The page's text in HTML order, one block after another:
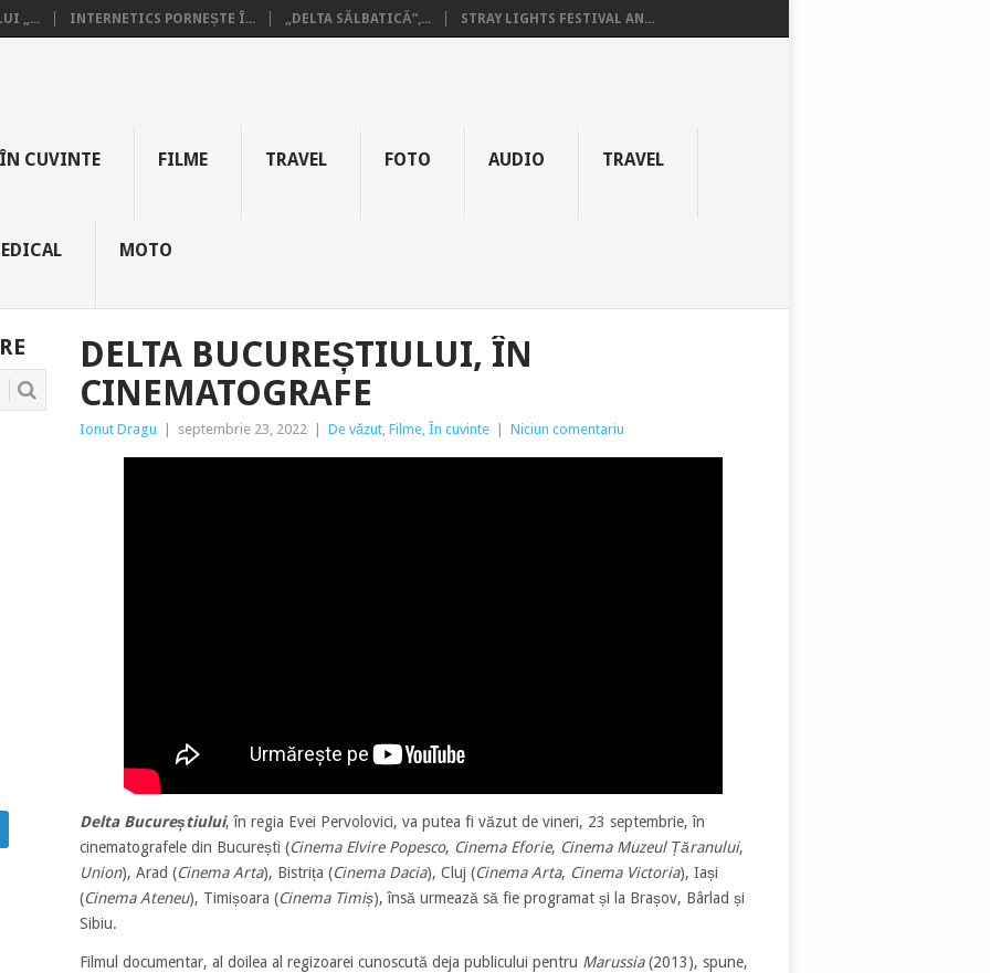
„... INTERNETICS PORNEȘTE Î... „DELTA SĂLBATICĂ”,... STRAY LIGHTS FESTIVAL AN...
ÎN CUVINTE FILME TRAVEL FOTO AUDIO TRAVEL
MOTO
DELTA BUCUREȘTIULUI, ÎN
CINEMATOGRAFE
Ionut Dragu septembrie 23, 2022 De văzut, Filme, În cuvinte Niciun comentariu
Delta Bucureștiului, în regia Evei Pervolovici, va putea fi văzut de vineri, 23 septembrie, în
cinematografele din București (Cinema Elvire Popesco, Cinema Eforie, Cinema Muzeul Țăranului,
Union), Arad (Cinema Arta), Bistrița (Cinema Dacia), Cluj (Cinema Arta, Cinema Victoria), Iași
(Cinema Ateneu), Timișoara (Cinema Timiș), însă urmează să fie programat și la Brașov, Bârlad și
Sibiu.
Filmul documentar, al doilea al regizoarei cunoscută deja publicului pentru Marussia(2013), spune,